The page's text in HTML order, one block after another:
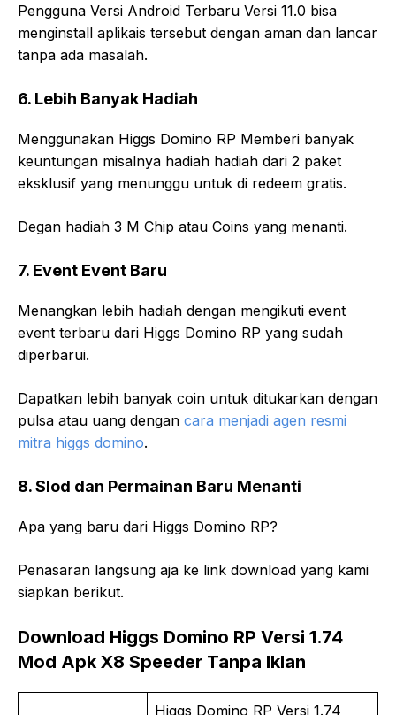
Pengguna Versi Android Terbaru Versi 11.0 bisa
menginstall aplikais tersebut dengan aman dan lancar
tanpa ada masalah.
6. Lebih Banyak Hadiah
Menggunakan Higgs Domino RP Memberi banyak
keuntungan misalnya hadiah hadiah dari 2 paket
eksklusif yang menunggu untuk di redeem gratis.
Degan hadiah 3 M Chip atau Coins yang menanti.
7. Event Event Baru
Menangkan lebih hadiah dengan mengikuti event
event terbaru dari Higgs Domino RP yang sudah
diperbarui.
Dapatkan lebih banyak coin untuk ditukarkan dengan
pulsa atau uang dengan cara menjadi agen resmi
mitra higgs domino.
8. Slod dan Permainan Baru Menanti
Apa yang baru dari Higgs Domino RP?
Penasaran langsung aja ke link download yang kami
siapkan berikut.
Download Higgs Domino RP Versi 1.74
Mod Apk X8 Speeder Tanpa Iklan
Higgs Domino RP Versi 1.74